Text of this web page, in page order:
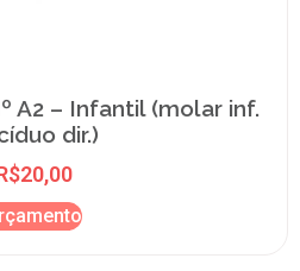
A2 – Infantil (molar inf.
dir.)
20,00